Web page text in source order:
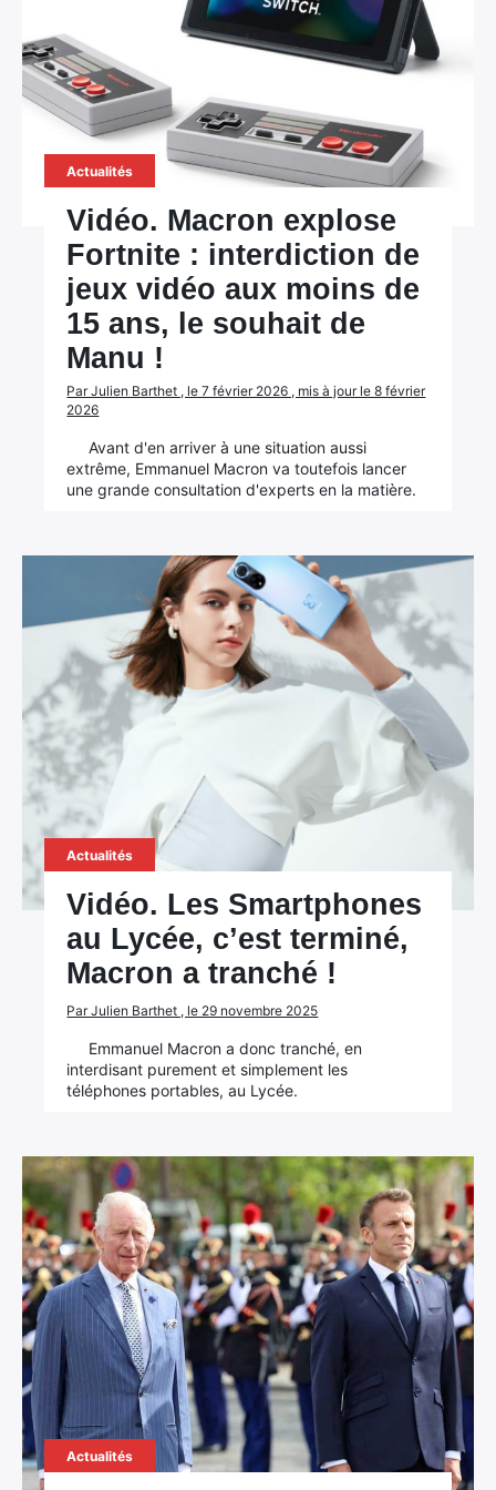
Actualités
Vidéo. Macron explose
Fortnite : interdiction de
jeux vidéo aux moins de
15 ans, le souhait de
Manu !
Par Julien Barthet , le 7 février 2026 , mis à jour le 8 février
2026
Avant d'en arriver à une situation aussi
extrême, Emmanuel Macron va toutefois lancer
une grande consultation d'experts en la matière.
Actualités
Vidéo. Les Smartphones
au Lycée, c’est terminé,
Macron a tranché !
Par Julien Barthet , le 29 novembre 2025
Emmanuel Macron a donc tranché, en
interdisant purement et simplement les
téléphones portables, au Lycée.
Actualités